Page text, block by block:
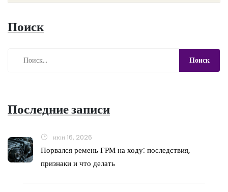
Поиск
Последние записи
июн 16, 2026
Порвался ремень ГРМ на ходу: последствия,
признаки и что делать